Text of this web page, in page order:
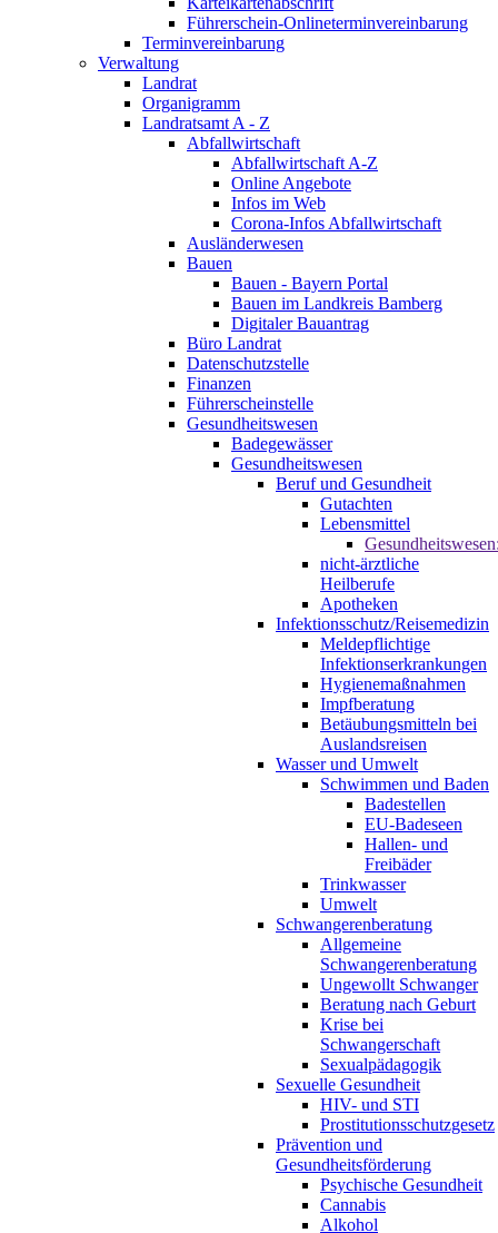
Führerschein-Onlineterminvereinbarung
Terminvereinbarung
Verwaltung
Landrat
Organigramm
Landratsamt A - Z
Abfallwirtschaft
Abfallwirtschaft A-Z
Online Angebote
Infos im Web
Corona-Infos Abfallwirtschaft
Ausländerwesen
Bauen
Bauen - Bayern Portal
Bauen im Landkreis Bamberg
Digitaler Bauantrag
Büro Landrat
Datenschutzstelle
Finanzen
Führerscheinstelle
Gesundheitswesen
Badegewässer
Gesundheitswesen
Beruf und Gesundheit
Gutachten
Lebensmittel
nicht-ärztliche
Heilberufe
Apotheken
Infektionsschutz/Reisemedizin
Meldepflichtige
Infektionserkrankungen
Hygienemaßnahmen
Impfberatung
Betäubungsmitteln bei
Auslandsreisen
Wasser und Umwelt
Schwimmen und Baden
Badestellen
EU-Badeseen
Hallen- und
Freibäder
Trinkwasser
Umwelt
Schwangerenberatung
Allgemeine
Schwangerenberatung
Ungewollt Schwanger
Beratung nach Geburt
Krise bei
Schwangerschaft
Sexualpädagogik
Sexuelle Gesundheit
HIV- und STI
Prostitutionsschutzgesetz
Prävention und
Gesundheitsförderung
Psychische Gesundheit
Cannabis
Alkohol